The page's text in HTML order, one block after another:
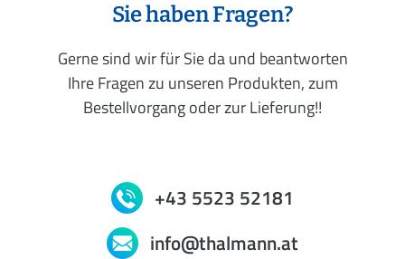
Sie haben Fragen?
Gerne sind wir für Sie da und beantworten
Ihre Fragen zu unseren Produkten, zum
Bestellvorgang oder zur Lieferung!!
+43 5523 52181
info@thalmann.at